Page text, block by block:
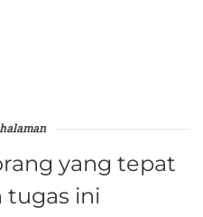
yang tepat
tugas ini